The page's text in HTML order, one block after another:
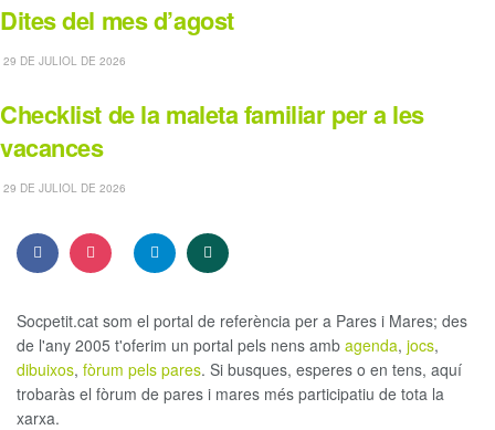
Dites del mes d’agost
29 DE JULIOL DE 2026
Checklist de la maleta familiar per a les
vacances
29 DE JULIOL DE 2026
Socpetit.cat som el portal de referència per a Pares i Mares; des
de l'any 2005 t'oferim un portal pels nens amb agenda, jocs,
dibuixos, fòrum pels pares. Si busques, esperes o en tens, aquí
trobaràs el fòrum de pares i mares més participatiu de tota la
xarxa.